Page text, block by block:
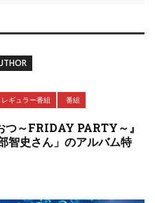
レギュラー番組 番組
～FRIDAY PARTY～』
智史さん」のアルバム特